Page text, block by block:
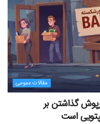
مقالات عمومی
گذاشتن بر
است